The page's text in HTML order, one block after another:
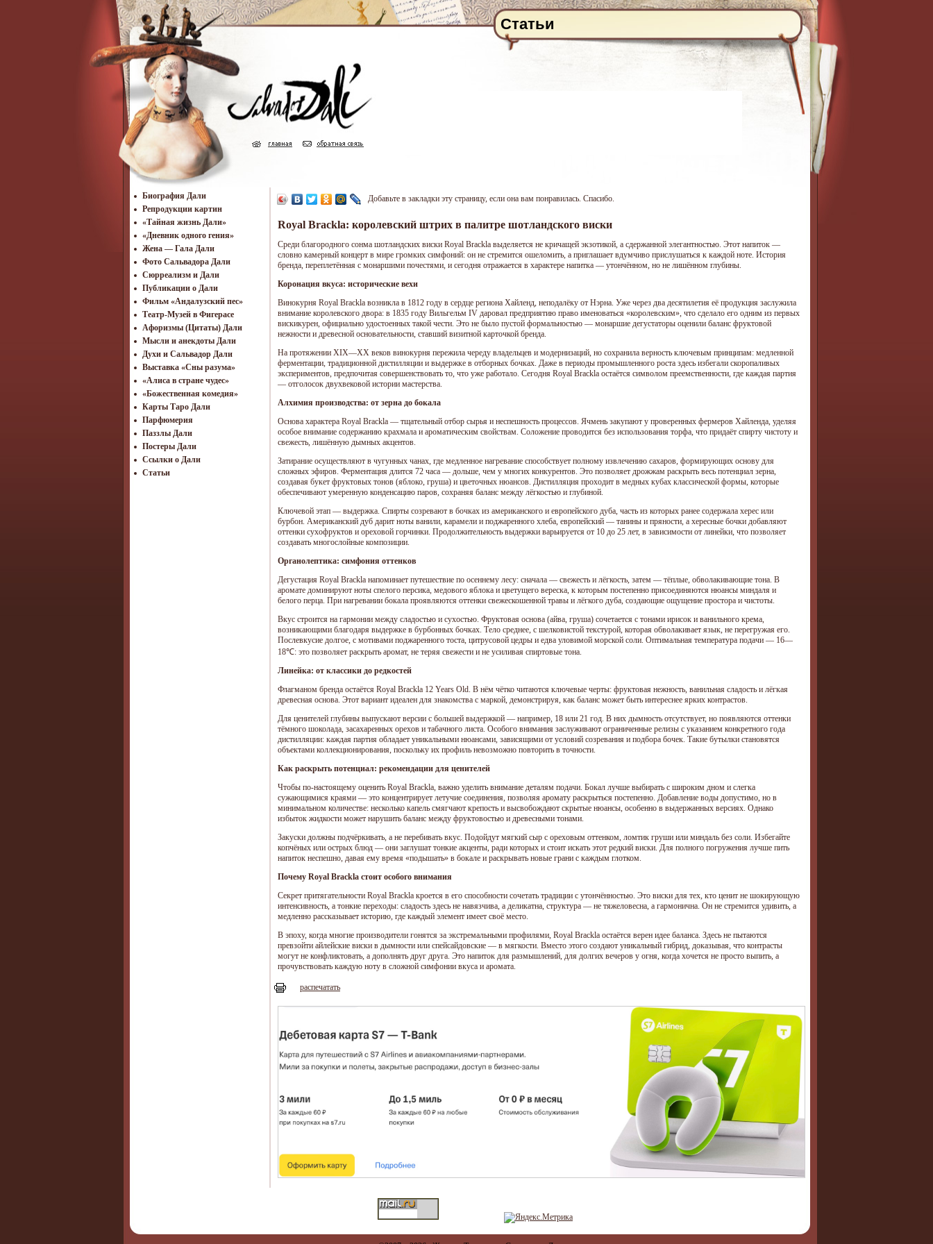
Статьи
Биография Дали
Репродукции картин
«Тайная жизнь Дали»
«Дневник одного гения»
Жена — Гала Дали
Фото Сальвадора Дали
Cюрреализм и Дали
Публикации о Дали
Фильм «Андалузский пес»
Театр-Музей в Фигерасе
Афоризмы (Цитаты) Дали
Мысли и анекдоты Дали
Духи и Сальвадор Дали
Выставка «Сны разума»
«Алиса в стране чудес»
«Божественная комедия»
Карты Таро Дали
Парфюмерия
Паззлы Дали
Постеры Дали
Ссылки о Дали
Статьи
Добавьте в закладки эту страницу, если она вам понравилась. Спасибо.
Royal Brackla: королевский штрих в палитре шотландского виски
Среди благородного сонма шотландских виски Royal Brackla выделяется не кричащей экзотикой, а сдержанной элегантностью. Этот напиток —
словно камерный концерт в мире громких симфоний: он не стремится ошеломить, а приглашает вдумчиво прислушаться к каждой ноте. История
бренда, переплетённая с монаршими почестями, и сегодня отражается в характере напитка — утончённом, но не лишённом глубины.
Коронация вкуса: исторические вехи
Винокурня Royal Brackla возникла в 1812 году в сердце региона Хайленд, неподалёку от Нэрна. Уже через два десятилетия её продукция заслужила
внимание королевского двора: в 1835 году Вильгельм IV даровал предприятию право именоваться «королевским», что сделало его одним из первых
вискикурен, официально удостоенных такой чести. Это не было пустой формальностью — монаршие дегустаторы оценили баланс фруктовой
нежности и древесной основательности, ставший визитной карточкой бренда.
На протяжении XIX—XX веков винокурня пережила череду владельцев и модернизаций, но сохранила верность ключевым принципам: медленной
ферментации, традиционной дистилляции и выдержке в отборных бочках. Даже в периоды промышленного роста здесь избегали скоропаливых
экспериментов, предпочитая совершенствовать то, что уже работало. Сегодня Royal Brackla остаётся символом преемственности, где каждая партия
— отголосок двухвековой истории мастерства.
Алхимия производства: от зерна до бокала
Основа характера Royal Brackla — тщательный отбор сырья и неспешность процессов. Ячмень закупают у проверенных фермеров Хайленда, уделяя
особое внимание содержанию крахмала и ароматическим свойствам. Соложение проводится без использования торфа, что придаёт спирту чистоту и
свежесть, лишённую дымных акцентов.
Затирание осуществляют в чугунных чанах, где медленное нагревание способствует полному извлечению сахаров, формирующих основу для
сложных эфиров. Ферментация длится 72 часа — дольше, чем у многих конкурентов. Это позволяет дрожжам раскрыть весь потенциал зерна,
создавая букет фруктовых тонов (яблоко, груша) и цветочных нюансов. Дистилляция проходит в медных кубах классической формы, которые
обеспечивают умеренную конденсацию паров, сохраняя баланс между лёгкостью и глубиной.
Ключевой этап — выдержка. Спирты созревают в бочках из американского и европейского дуба, часть из которых ранее содержала херес или
бурбон. Американский дуб дарит ноты ванили, карамели и поджаренного хлеба, европейский — танины и пряности, а хересные бочки добавляют
оттенки сухофруктов и ореховой горчинки. Продолжительность выдержки варьируется от 10 до 25 лет, в зависимости от линейки, что позволяет
создавать многослойные композиции.
Органолептика: симфония оттенков
Дегустация Royal Brackla напоминает путешествие по осеннему лесу: сначала — свежесть и лёгкость, затем — тёплые, обволакивающие тона. В
аромате доминируют ноты спелого персика, медового яблока и цветущего вереска, к которым постепенно присоединяются нюансы миндаля и
белого перца. При нагревании бокала проявляются оттенки свежескошенной травы и лёгкого дуба, создающие ощущение простора и чистоты.
Вкус строится на гармонии между сладостью и сухостью. Фруктовая основа (айва, груша) сочетается с тонами ирисок и ванильного крема,
возникающими благодаря выдержке в бурбонных бочках. Тело среднее, с шелковистой текстурой, которая обволакивает язык, не перегружая его.
Послевкусие долгое, с мотивами поджаренного тоста, цитрусовой цедры и едва уловимой морской соли. Оптимальная температура подачи — 16—
18℃: это позволяет раскрыть аромат, не теряя свежести и не усиливая спиртовые тона.
Линейка: от классики до редкостей
Флагманом бренда остаётся Royal Brackla 12 Years Old. В нём чётко читаются ключевые черты: фруктовая нежность, ванильная сладость и лёгкая
древесная основа. Этот вариант идеален для знакомства с маркой, демонстрируя, как баланс может быть интереснее ярких контрастов.
Для ценителей глубины выпускают версии с большей выдержкой — например, 18 или 21 год. В них дымность отсутствует, но появляются оттенки
тёмного шоколада, засахаренных орехов и табачного листа. Особого внимания заслуживают ограниченные релизы с указанием конкретного года
дистилляции: каждая партия обладает уникальными нюансами, зависящими от условий созревания и подбора бочек. Такие бутылки становятся
объектами коллекционирования, поскольку их профиль невозможно повторить в точности.
Как раскрыть потенциал: рекомендации для ценителей
Чтобы по-настоящему оценить Royal Brackla, важно уделить внимание деталям подачи. Бокал лучше выбирать с широким дном и слегка
сужающимися краями — это концентрирует летучие соединения, позволяя аромату раскрыться постепенно. Добавление воды допустимо, но в
минимальном количестве: несколько капель смягчают крепость и высвобождают скрытые нюансы, особенно в выдержанных версиях. Однако
избыток жидкости может нарушить баланс между фруктовостью и древесными тонами.
Закуски должны подчёркивать, а не перебивать вкус. Подойдут мягкий сыр с ореховым оттенком, ломтик груши или миндаль без соли. Избегайте
копчёных или острых блюд — они заглушат тонкие акценты, ради которых и стоит искать этот редкий виски. Для полного погружения лучше пить
напиток неспешно, давая ему время «подышать» в бокале и раскрывать новые грани с каждым глотком.
Почему Royal Brackla стоит особого внимания
Секрет притягательности Royal Brackla кроется в его способности сочетать традиции с утончённостью. Это виски для тех, кто ценит не шокирующую
интенсивность, а тонкие переходы: сладость здесь не навязчива, а деликатна, структура — не тяжеловесна, а гармонична. Он не стремится удивить, а
медленно рассказывает историю, где каждый элемент имеет своё место.
В эпоху, когда многие производители гонятся за экстремальными профилями, Royal Brackla остаётся верен идее баланса. Здесь не пытаются
превзойти айлейские виски в дымности или спейсайдовские — в мягкости. Вместо этого создают уникальный гибрид, доказывая, что контрасты
могут не конфликтовать, а дополнять друг друга. Это напиток для размышлений, для долгих вечеров у огня, когда хочется не просто выпить, а
прочувствовать каждую ноту в сложной симфонии вкуса и аромата.
распечатать